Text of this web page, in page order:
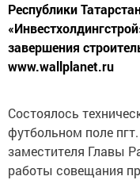
Республики
завершения
www.wallplanet.ru
Состоялось
футбольном поле
заместителя Главы
работы совещания